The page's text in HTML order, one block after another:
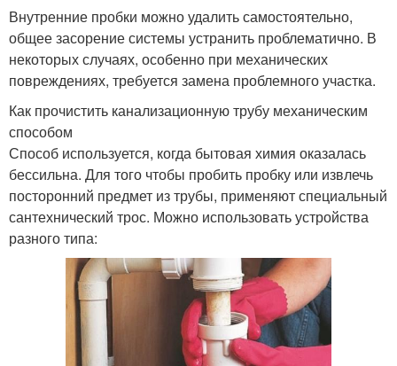
Внутренние пробки можно удалить самостоятельно,
общее засорение системы устранить проблематично. В
некоторых случаях, особенно при механических
повреждениях, требуется замена проблемного участка.
Как прочистить канализационную трубу механическим
способом
Способ используется, когда бытовая химия оказалась
бессильна. Для того чтобы пробить пробку или извлечь
посторонний предмет из трубы, применяют специальный
сантехнический трос. Можно использовать устройства
разного типа: